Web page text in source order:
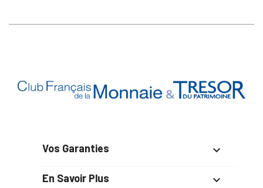
Vos Garanties 
En Savoir Plus 